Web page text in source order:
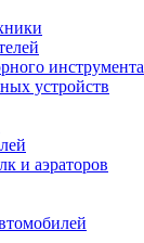
инструмента
устройств
и аэраторов